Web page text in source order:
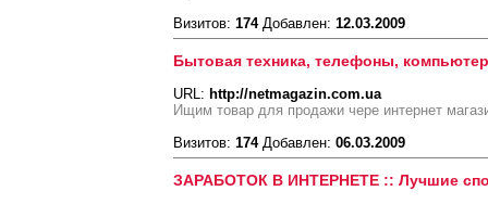
Визитов: 174Добавлен: 12.03.2009
Бытовая техника, телефоны,
URL: http://netmagazin.com.ua
Ищим товар для продажи чере интернет
Визитов: 174Добавлен: 06.03.2009
ЗАРАБОТОК В ИНТЕРНЕТЕ :: Лучшие